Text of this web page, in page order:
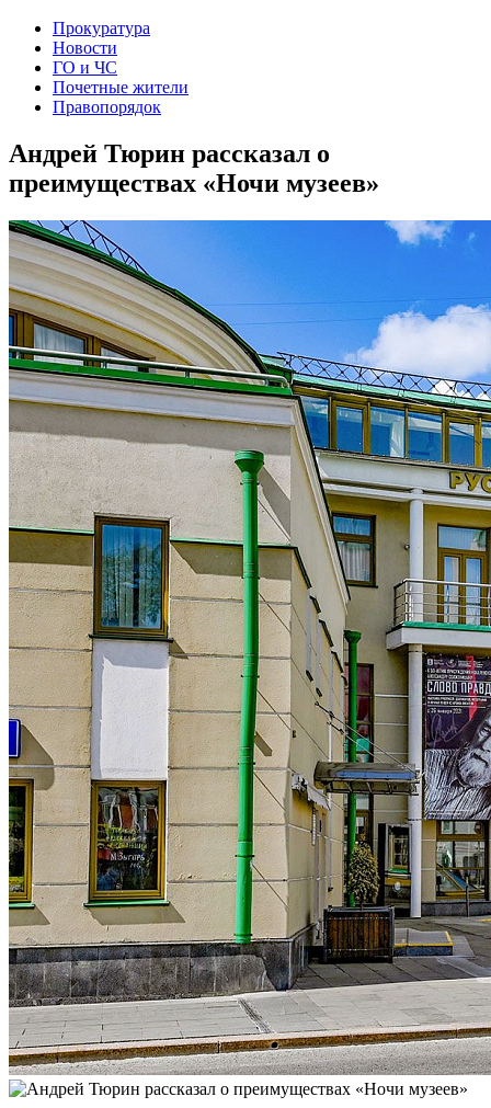
Прокуратура
Новости
ГО и ЧС
Почетные жители
Правопорядок
Андрей Тюрин рассказал о
преимуществах «Ночи музеев»